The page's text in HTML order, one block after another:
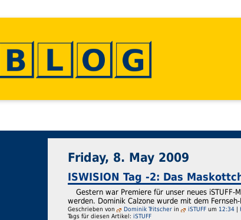
Friday, 8. May 2009
ISWISION Tag -2: Das
Gestern war Premiere für unser neues
werden. Dominik Calzone wurde mit dem
Geschrieben von Dominik Tritscher in iSTUFF um 12:34 |
Tags für diesen Artikel: iSTUFF